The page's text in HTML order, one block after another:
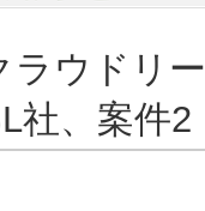
ラウドリ
社、案件2